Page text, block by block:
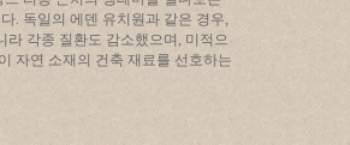
. 독일의 에덴 유치원과 같은 경우,
각종 질환도 감소했으며, 미적으
자연 소재의 건축 재료를 선호하는